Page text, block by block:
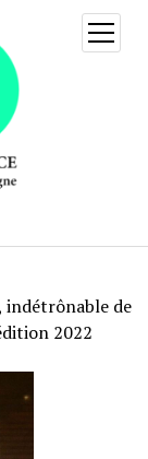
ouvrir
menu
indétrônable de
2022